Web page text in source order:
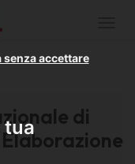
tua
accettare
di